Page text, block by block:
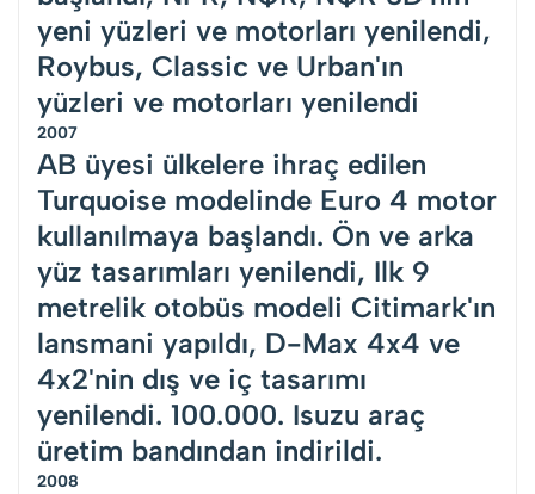
yeni yüzleri ve motorları yenilendi,
Roybus, Classic ve Urban'ın
yüzleri ve motorları yenilendi
2007
AB üyesi ülkelere ihraç edilen
Turquoise modelinde Euro 4 motor
kullanılmaya başlandı. Ön ve arka
yüz tasarımları yenilendi, Ilk 9
metrelik otobüs modeli Citimark'ın
lansmani yapıldı, D-Max 4x4 ve
4x2'nin dış ve iç tasarımı
yenilendi. 100.000. Isuzu araç
üretim bandından indirildi.
2008